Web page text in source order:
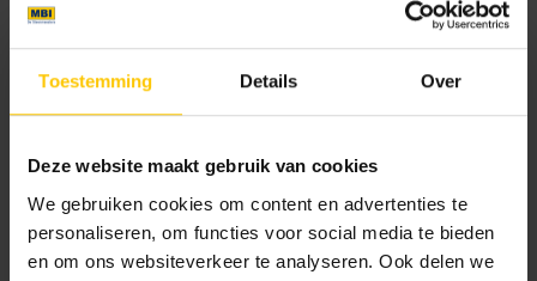
Toestemming Details Over
Deze website maakt gebruik van cookies
We gebruiken cookies om content en advertenties te
personaliseren, om functies voor social media te bieden
en om ons websiteverkeer te analyseren. Ook delen we
Rechtstuk
Kleurcode:
A02
Maat
10 x 100 x 30